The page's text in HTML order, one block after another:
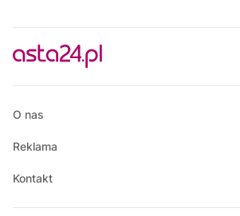
O nas
Reklama
Kontakt